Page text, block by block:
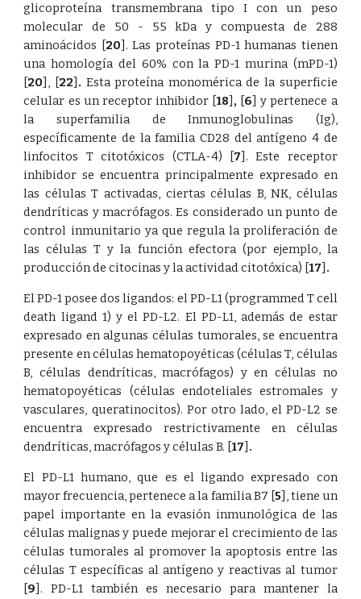
glicoproteína transmembrana tipo I con un peso
molecular de 50 - 55 kDa y compuesta de 288
aminoácidos [20] . Las proteínas PD-1 humanas tienen
una homología del 60% con la PD-1 murina (mPD-1)
[20] , [22] . Esta proteína monomérica de la superficie
celular es un receptor inhibidor [18] , [6] y pertenece a
la superfamilia de Inmunoglobulinas (Ig),
específicamente de la familia CD28 del antígeno 4 de
linfocitos T citotóxicos (CTLA-4)
[7] . Este receptor
inhibidor se encuentra principalmente expresado en
las células T activadas, ciertas células B, NK, células
dendríticas y macrófagos. Es considerado un punto de
control inmunitario ya que regula la proliferación de
las células T y la función efectora (por ejemplo, la
producción de citocinas y la actividad citotóxica) [17] .
El PD-1 posee dos ligandos: el PD-L1 (programmed T cell
death ligand 1) y el PD-L2. El PD-L1, además de estar
expresado en algunas células tumorales, se encuentra
presente en células hematopoyéticas (células T, células
B, células dendríticas, macrófagos) y en células no
hematopoyéticas (células endoteliales estromales y
vasculares, queratinocitos). Por otro lado, el PD-L2 se
encuentra expresado restrictivamente en células
dendríticas, macrófagos y células B. [17] .
El PD-L1 humano, que es el ligando expresado con
mayor frecuencia, pertenece a la familia B7 [5] , tiene un
papel importante en la evasión inmunológica de las
células malignas y puede mejorar el crecimiento de las
células tumorales al promover la apoptosis entre las
células T específicas al antígeno y reactivas al tumor
[9] . PD-L1 también es necesario para mantener la